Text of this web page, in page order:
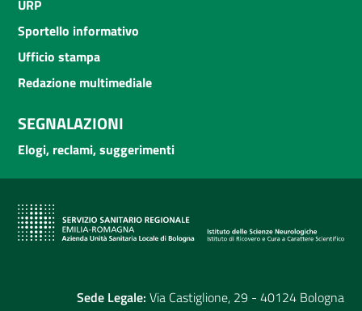
URP
Sportello informativo
Ufficio stampa
Redazione multimediale
SEGNALAZIONI
Elogi, reclami, suggerimenti
Sede Legale: Via Castiglione, 29 - 40124 Bologna